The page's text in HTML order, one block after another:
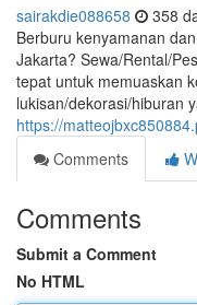
sairakdie088658 358
Berburu kenyamanan
Jakarta? Sewa/Rental/
tepat untuk memuaskan
lukisan/dekorasi/hiburan
https://
Comments
Comments
Submit a Comment
No HTML